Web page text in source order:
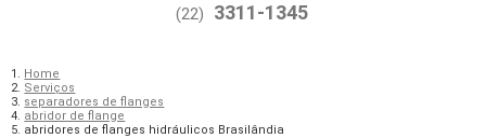
(22) 3311-1345
Home
Serviços
separadores de flanges
abridor de flange
abridores de flanges hidráulicos Brasilândia